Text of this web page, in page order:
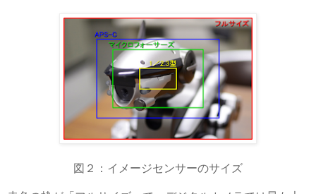
図２：イメージセンサーのサイズ